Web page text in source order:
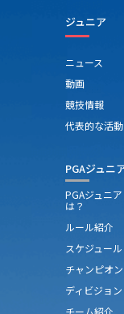
ジュニア
ニュース
動画
競技情報
代表的な活
PGAジュニ
PGAジュニ
は？
ルール紹介
スケジュール
チャンピオ
ディビジョン
チーム紹介